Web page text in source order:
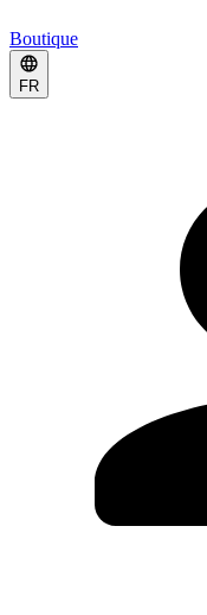
Boutique
FR